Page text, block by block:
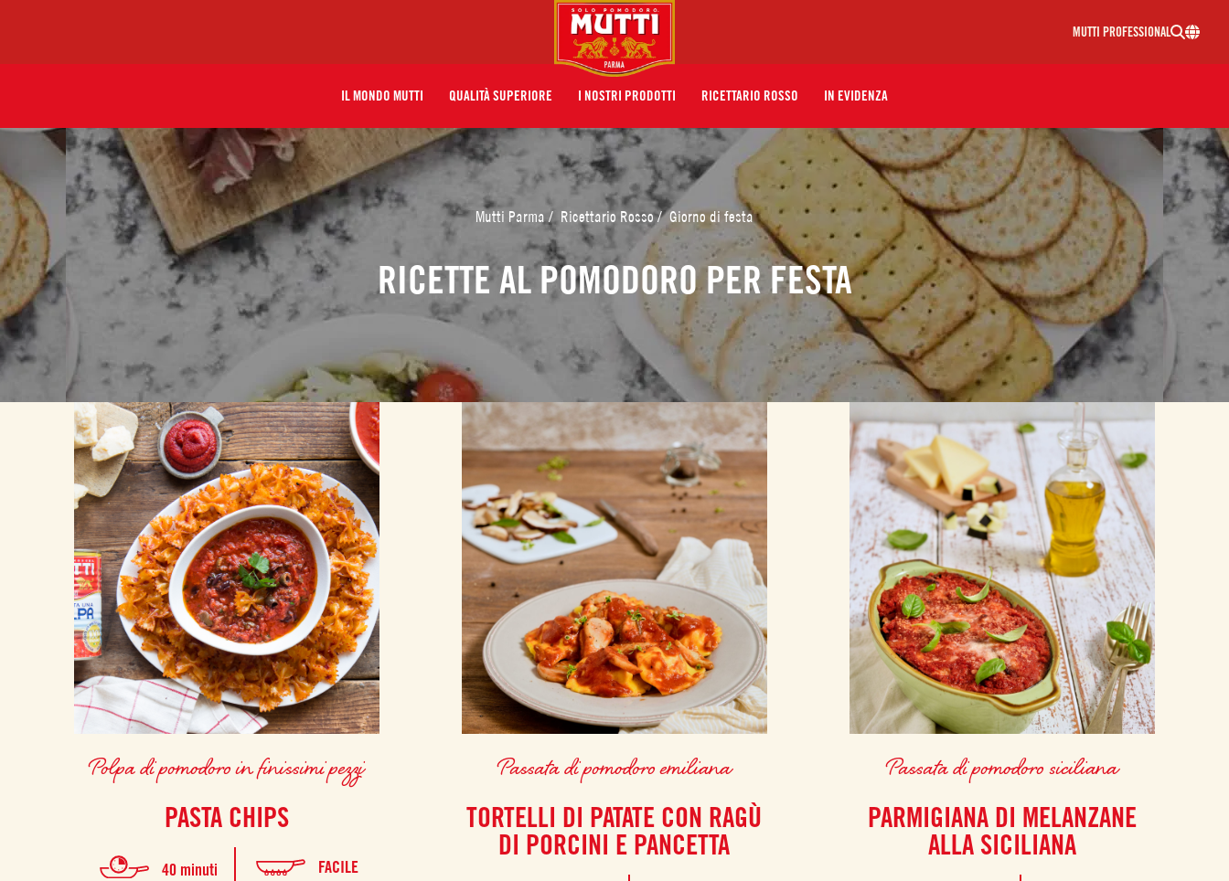
MUTTI PROFESSIONAL
IL MONDO MUTTI QUALITÀ SUPERIORE I NOSTRI PRODOTTI RICETTARIO ROSSO IN EVIDENZA
Mutti Parma/ Ricettario Rosso/ Giorno di festa
RICETTE AL POMODORO PER FESTA
Polpa di pomodoro in finissimi pezzi
PASTA CHIPS
40 minuti FACILE
Passata di pomodoro emiliana
TORTELLI DI PATATE CON RAGÙ
DI PORCINI E PANCETTA
Passata di pomodoro siciliana
PARMIGIANA DI MELANZANE
ALLA SICILIANA